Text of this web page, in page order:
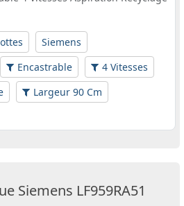
Siemens
Encastrable
4 Vitesses
Largeur 90 Cm
Siemens LF959RA51